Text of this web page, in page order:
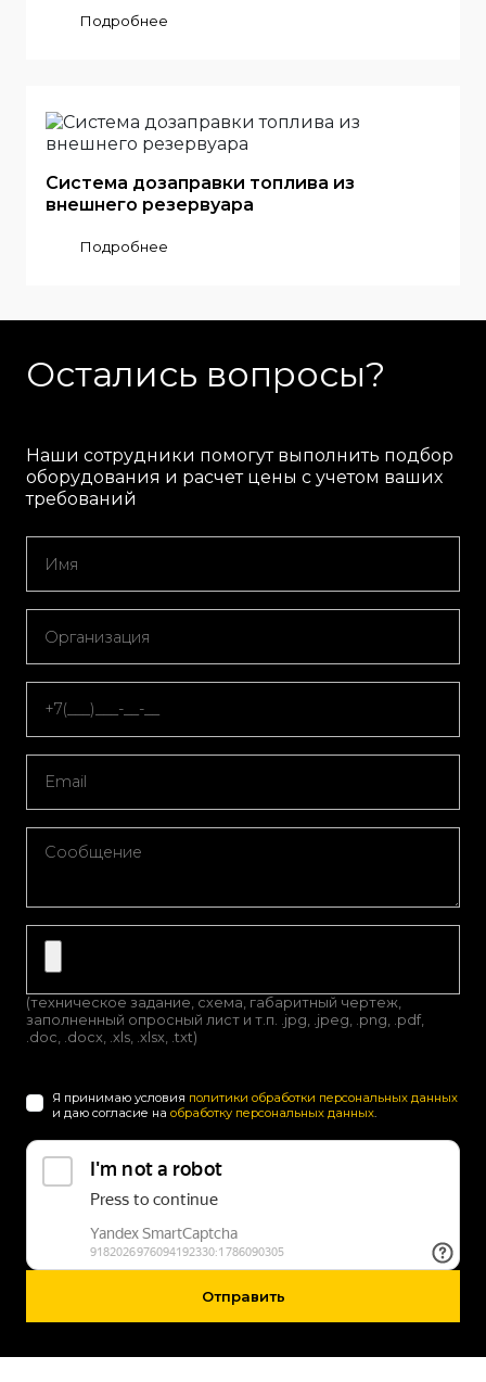
Подробнее
Система дозаправки топлива из
внешнего резервуара
Подробнее
Остались вопросы?
Наши сотрудники помогут выполнить подбор
оборудования и расчет цены с учетом ваших
требований
(техническое задание, схема, габаритный чертеж,
заполненный опросный лист и т.п. .jpg, .jpeg, .png, .pdf,
.doc, .docx, .xls, .xlsx, .txt)
Я принимаю условия политики обработки персональных данных
и даю согласие на обработку персональных данных.
Отправить